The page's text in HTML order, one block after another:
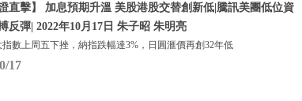
直擊】 加息預期升溫 美股港股交替創新低|騰訊美團低位資
反彈| 2022年10月17日 朱子昭 朱明亮
數上周五下挫，納指跌幅達3%，日圓滙價再創32年低
17